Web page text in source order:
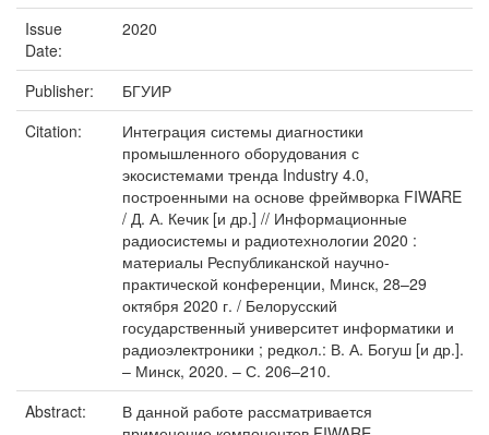
Issue
Date:
2020
Publisher:
БГУИР
Citation:
Интеграция системы диагностики
промышленного оборудования с
экосистемами тренда Industry 4.0,
построенными на основе фреймворка FIWARE
/ Д. А. Кечик [и др.] // Информационные
радиосистемы и радиотехнологии 2020 :
материалы Республиканской научно-
практической конференции, Минск, 28–29
октября 2020 г. / Белорусский
государственный университет информатики и
радиоэлектроники ; редкол.: В. А. Богуш [и др.].
– Минск, 2020. – С. 206–210.
Abstract:
В данной работе рассматривается